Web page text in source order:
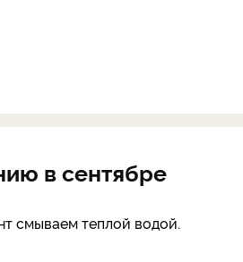
в сентябре
смываем теплой водой.